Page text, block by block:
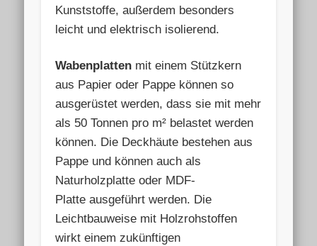
Kunststoffe, außerdem besonders
leicht und elektrisch isolierend.
Wabenplatten mit einem Stützkern
aus Papier oder Pappe können so
ausgerüstet werden, dass sie mit mehr
als 50 Tonnen pro m² belastet werden
können. Die Deckhäute bestehen aus
Pappe und können auch als
Naturholzplatte oder MDF-
Platte ausgeführt werden. Die
Leichtbauweise mit Holzrohstoffen
wirkt einem zukünftigen